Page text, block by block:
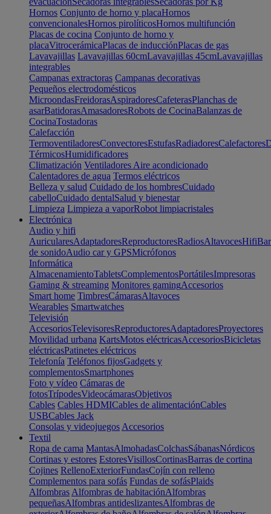
Hornos Conjunto de horno y placaHornos
convencionalesHornos pirolíticosHornos multifunción
Placas de cocina Conjunto de horno y
placaVitrocerámicaPlacas de inducciónPlacas de gas
Lavavajillas Lavavajillas 60cmLavavajillas 45cmLavavajillas
integrables
Campanas extractoras Campanas decorativas
Pequeños electrodomésticos
MicroondasFreidorasAspiradoresCafeterasPlanchas de
asarBatidorasAmasadoresRobots de CocinaBalanzas de
CocinaTostadoras
Calefacción
TermoventiladoresConvectoresEstufasRadiadoresCalefactores
TérmicosHumidificadores
Climatización Ventiladores Aire acondicionado
Calentadores de agua Termos eléctricos
Belleza y salud Cuidado de los hombresCuidado
cabelloCuidado dentalSalud y bienestar
Limpieza Limpieza a vaporRobot limpiacristales
Electrónica
Audio y hifi
AuricularesAdaptadoresReproductoresRadiosAltavocesHifi
de sonidoAudio car y GPSMicrófonos
Informática
AlmacenamientoTabletsComplementosPortátilesImpresoras
Gaming & streaming Monitores gamingAccesorios
Smart home TimbresCámarasAltavoces
Wearables Smartwatches
Televisión
AccesoriosTelevisoresReproductoresAdaptadoresProyectores
Movilidad urbana KartsMotos eléctricasAccesoriosBicicletas
eléctricasPatinetes eléctricos
Telefonía Teléfonos fijosGadgets y
complementosSmartphones
Foto y vídeo Cámaras de
fotosTrípodesVideocámarasObjetivos
Cables Cables HDMICables de alimentaciónCables
USBCables Jack
Consolas y videojuegos Accesorios
Textil
Ropa de cama MantasAlmohadasColchasSábanasNórdicos
Cortinas y estores EstoresVisillosCortinasBarras de cortina
Cojines RellenoExteriorFundasCojín con relleno
Complementos para sofás Fundas de sofásPlaids
Alfombras Alfombras de habitaciónAlfombras
pequeñasAlfombras antideslizantesAlfombras de